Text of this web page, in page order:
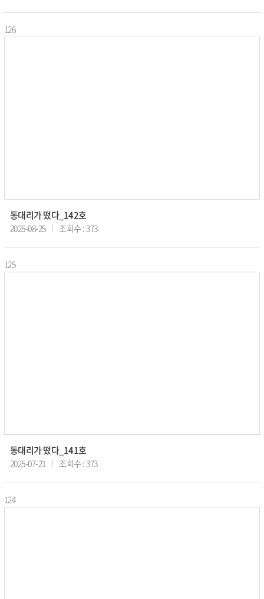
126
동대리가 떴다_142호
2025-08-25 조회수 : 373
125
동대리가 떴다_141호
2025-07-21 조회수 : 373
124